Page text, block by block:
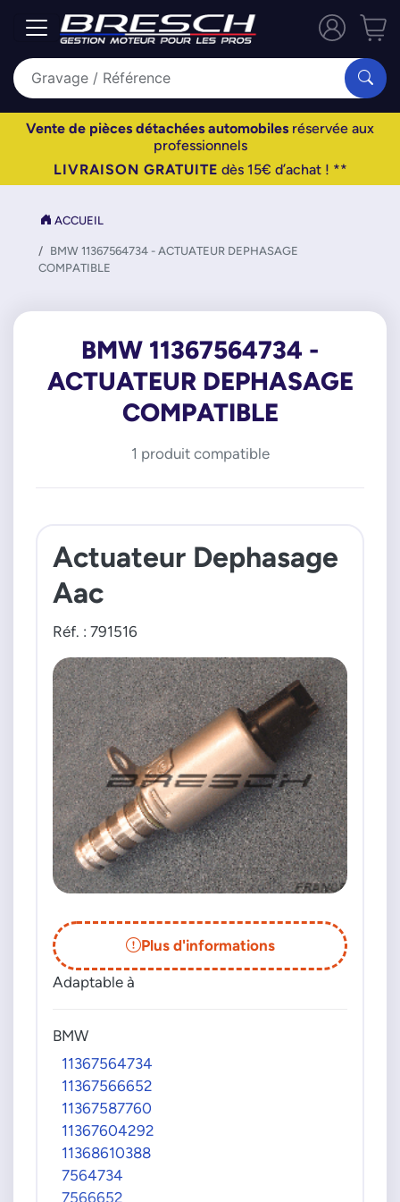
Vente de pièces détachées automobiles réservée aux
professionnels
LIVRAISON GRATUITE dès 15€ d’achat ! **
ACCUEIL
BMW 11367564734 - ACTUATEUR DEPHASAGE
COMPATIBLE
BMW 11367564734 -
ACTUATEUR DEPHASAGE
COMPATIBLE
1 produit compatible
Actuateur Dephasage
Aac
Réf. : 791516
Plus d'informations
Adaptable à
BMW
11367564734
11367566652
11367587760
11367604292
11368610388
7564734
7566652